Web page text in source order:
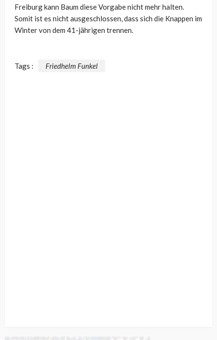
Freiburg kann Baum diese Vorgabe nicht mehr halten.
Somit ist es nicht ausgeschlossen, dass sich die Knappen im
Winter von dem 41-jährigen trennen.
Tags : Friedhelm Funkel